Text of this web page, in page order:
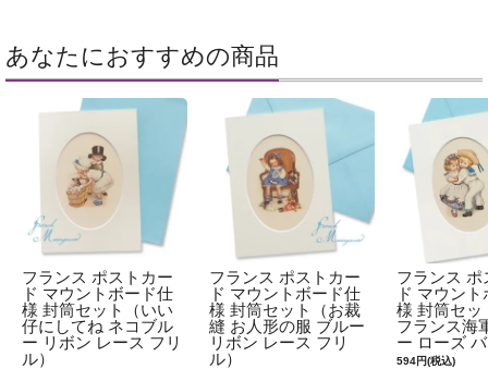
あなたにおすすめの商品
フランス ポストカー
ド マウントボード仕
様 封筒セット（いい
仔にしてね ネコブル
ー リボン レース フリ
ル）
フランス ポストカー
ド マウントボード仕
様 封筒セット（お裁
縫 お人形の服 ブルー
リボン レース フリ
ル）
フランス ポ
ド マウン
様 封筒セッ
フランス海
ー ローズ
594円(税込)